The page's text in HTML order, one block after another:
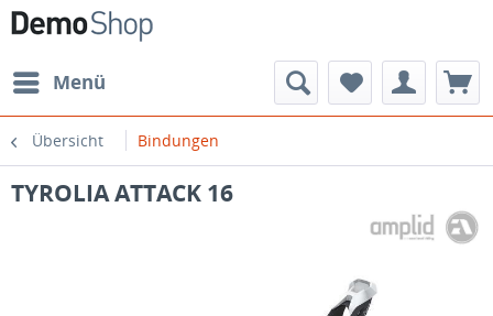
Menü
Übersicht Bindungen
TYROLIA ATTACK 16